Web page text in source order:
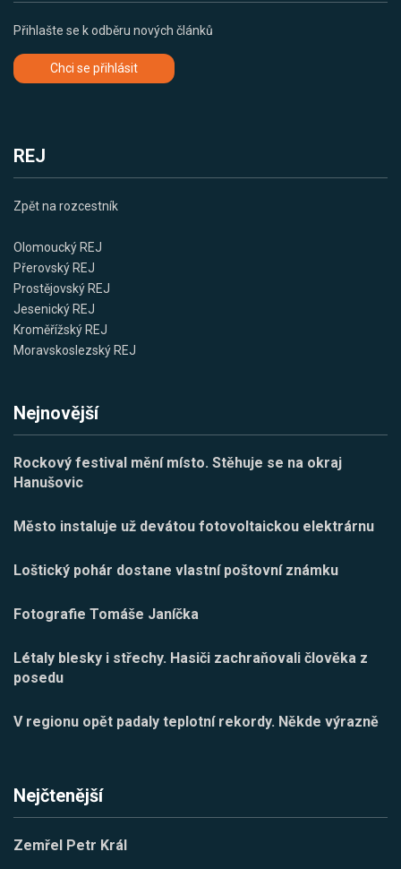
Přihlašte se k odběru nových článků
Chci se přihlásit
REJ
Zpět na rozcestník
Olomoucký REJ
Přerovský REJ
Prostějovský REJ
Jesenický REJ
Kroměřížský REJ
Moravskoslezský REJ
Nejnovější
Rockový festival mění místo. Stěhuje se na okraj
Hanušovic
Město instaluje už devátou fotovoltaickou elektrárnu
Loštický pohár dostane vlastní poštovní známku
Fotografie Tomáše Janíčka
Létaly blesky i střechy. Hasiči zachraňovali člověka z
posedu
V regionu opět padaly teplotní rekordy. Někde výrazně
Nejčtenější
Zemřel Petr Král